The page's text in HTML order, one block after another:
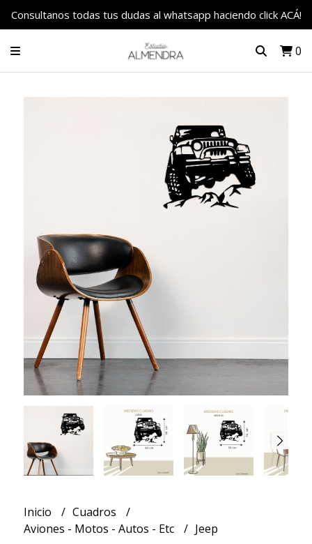
Consultanos todas tus dudas al whatsapp haciendo click ACÁ!
0
Inicio
Cuadros
Aviones - Motos - Autos - Etc
Jeep